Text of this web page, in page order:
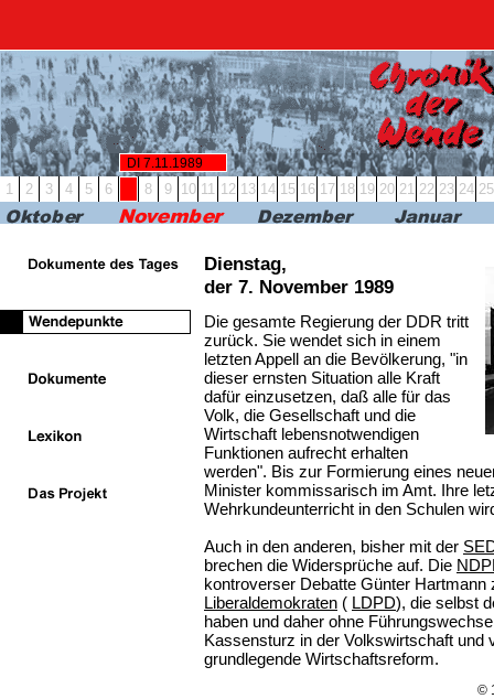
DI 7.11.1989
1 2 3 4 5 6 8 9 10 11 12 13 14 15 16 17 18 19 20 21 22 23 24 25
Dienstag,
der 7. November 1989
Die gesamte Regierung der DDR tritt
zurück. Sie wendet sich in einem
letzten Appell an die Bevölkerung, "in
dieser ernsten Situation alle Kraft
dafür einzusetzen, daß alle für das
Volk, die Gesellschaft und die
Wirtschaft lebensnotwendigen
Funktionen aufrecht erhalten
werden". Bis zur Formierung eines
Minister kommissarisch im Amt. Ihre
Wehrkundeunterricht in den Schulen
Auch in den anderen, bisher mit der
brechen die Widersprüche auf. Die
kontroverser Debatte Günter Hartmann
Liberaldemokraten ( LDPD), die selbst
haben und daher ohne
Kassensturz in der Volkswirtschaft und
grundlegende Wirtschaftsreform.
©